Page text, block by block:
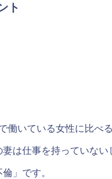
ト
いている女性に比べ
は仕事を持っていな
」です。